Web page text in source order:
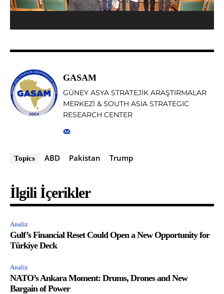
GASAM
GÜNEY ASYA STRATEJİK ARAŞTIRMALAR
MERKEZİ & SOUTH ASIA STRATEGIC
RESEARCH CENTER
Topics ABD Pakistan Trump
İlgili İçerikler
Analiz
Gulf’s Financial Reset Could Open a New Opportunity for
Türkiye Deck
Analiz
NATO’s Ankara Moment: Drums, Drones and New
Bargain of Power